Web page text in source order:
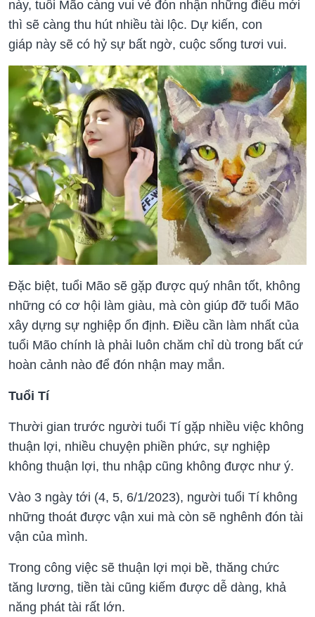
này, tuổi Mão càng vui vẻ đón nhận những điều mới
thì sẽ càng thu hút nhiều tài lộc. Dự kiến, con
giáp này sẽ có hỷ sự bất ngờ, cuộc sống tươi vui.
Đặc biệt, tuổi Mão sẽ gặp được quý nhân tốt, không
những có cơ hội làm giàu, mà còn giúp đỡ tuổi Mão
xây dựng sự nghiệp ổn định. Điều cần làm nhất của
tuổi Mão chính là phải luôn chăm chỉ dù trong bất cứ
hoàn cảnh nào để đón nhận may mắn.
Tuổi Tí
Thười gian trước người tuổi Tí gặp nhiều việc không
thuận lợi, nhiều chuyện phiền phức, sự nghiệp
không thuận lợi, thu nhập cũng không được như ý.
Vào 3 ngày tới (4, 5, 6/1/2023), người tuổi Tí không
những thoát được vận xui mà còn sẽ nghênh đón tài
vận của mình.
Trong công việc sẽ thuận lợi mọi bề, thăng chức
tăng lương, tiền tài cũng kiếm được dễ dàng, khả
năng phát tài rất lớn.